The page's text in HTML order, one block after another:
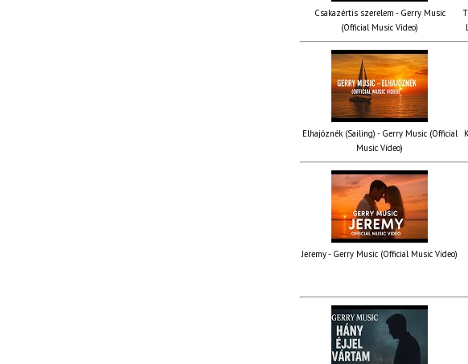
Csakazértis szerelem - Gerry Music
(Official Music Video)
Elhajóznék (Sailing) - Gerry Music (Official
Music Video)
Jeremy - Gerry Music (Official Music Video)